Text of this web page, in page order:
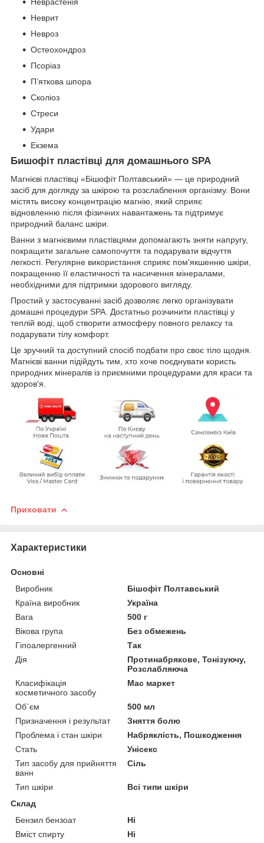
Неврит
Невроз
Остеохондроз
Псоріаз
П’яткова шпора
Сколіоз
Стреси
Удари
Екзема
Бишофіт пластівці для домашнього SPA
Магнієві пластівці «Бішофіт Полтавський» — це природний
засіб для догляду за шкірою та розслаблення організму. Вони
містять високу концентрацію магнію, який сприяє
відновленню після фізичних навантажень та підтримує
природний баланс шкіри.
Ванни з магнієвими пластівцями допомагають зняти напругу,
покращити загальне самопочуття та подарувати відчуття
легкості. Регулярне використання сприяє пом'якшенню шкіри,
покращенню її еластичності та насичення мінералами,
необхідними для підтримки здорового вигляду.
Простий у застосуванні засіб дозволяє легко організувати
домашні процедури SPA. Достатньо розчинити пластівці у
теплій воді, щоб створити атмосферу повного релаксу та
подарувати тілу комфорт.
Це зручний та доступний спосіб подбати про своє тіло щодня.
Магнієві ванни підійдуть тим, хто хоче поєднувати користь
природних мінералів із приємними процедурами для краси та
здоров'я.
Приховати
Характеристики
Основні
Виробник
Бішофіт Полтавський
Країна виробник
Україна
Вага
500 г
Вікова група
Без обмежень
Гіпоалергенний
Так
Дія
Протинабрякове, Тонізуючу,
Розслабляюча
Класифікація
косметичного засобу
Мас маркет
Об`єм
500 мл
Призначення і результат
Зняття болю
Проблема і стан шкіри
Набряклість, Пошкодження
Стать
Унісекс
Тип засобу для прийняття
ванн
Сіль
Тип шкіри
Всі типи шкіри
Склад
Бензил бензоат
Ні
Вміст спирту
Ні